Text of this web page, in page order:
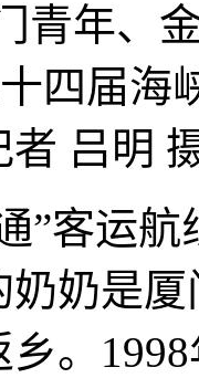
青年、
四届海
者 吕明
运航
奶是
。